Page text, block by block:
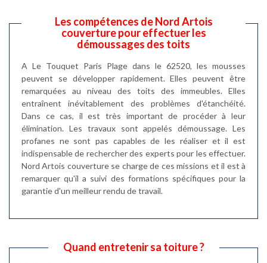
Les compétences de Nord Artois
couverture pour effectuer les
démoussages des toits
A Le Touquet Paris Plage dans le 62520, les mousses
peuvent se développer rapidement. Elles peuvent être
remarquées au niveau des toits des immeubles. Elles
entraînent inévitablement des problèmes d'étanchéité.
Dans ce cas, il est très important de procéder à leur
élimination. Les travaux sont appelés démoussage. Les
profanes ne sont pas capables de les réaliser et il est
indispensable de rechercher des experts pour les effectuer.
Nord Artois couverture se charge de ces missions et il est à
remarquer qu'il a suivi des formations spécifiques pour la
garantie d'un meilleur rendu de travail.
Quand entretenir sa toiture ?